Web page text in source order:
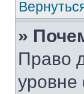
»
Право
уровне